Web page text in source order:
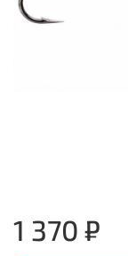
1 370 ₽